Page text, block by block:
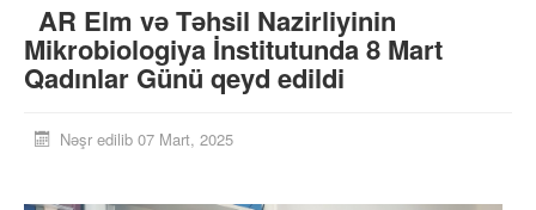
AR Elm və Təhsil Nazirliyinin
Mikrobiologiya İnstitutunda 8 Mart
Qadınlar Günü qeyd edildi
Nəşr edilib 07 Mart, 2025